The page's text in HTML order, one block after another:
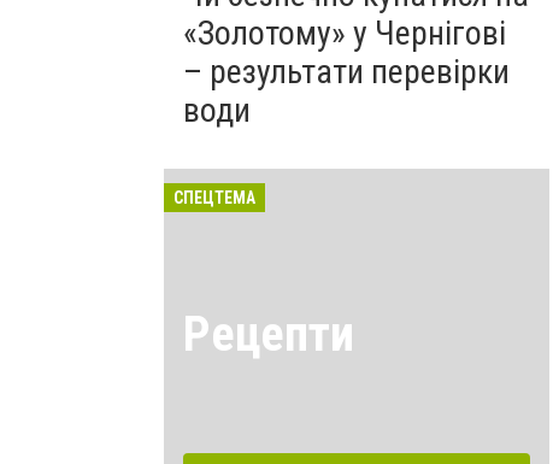
«Золотому» у Чернігові
– результати перевірки
води
СПЕЦТЕМА
Рецепти